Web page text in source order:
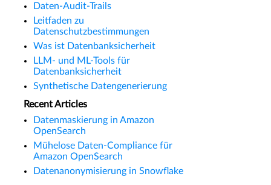
Daten-Audit-Trails
Leitfaden zu
Datenschutzbestimmungen
Was ist Datenbanksicherheit
LLM- und ML-Tools für
Datenbanksicherheit
Synthetische Datengenerierung
Recent Articles
Datenmaskierung in Amazon
OpenSearch
Mühelose Daten-Compliance für
Amazon OpenSearch
Datenanonymisierung in Snowflake